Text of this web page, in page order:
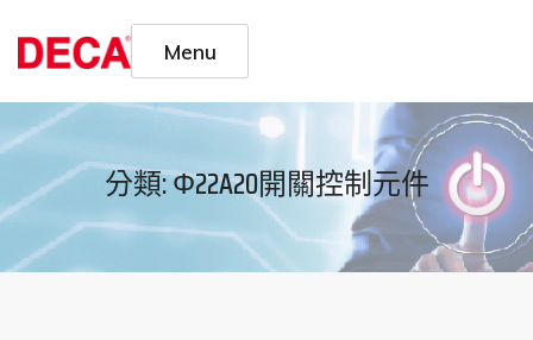
Menu
分類:Φ22A20開關控制元件